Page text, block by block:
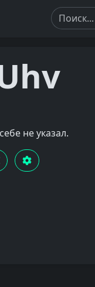
не указал.